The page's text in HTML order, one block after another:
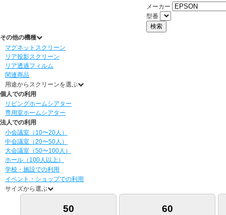
メーカー
型番
その他の機種
マグネットスクリーン
リア投影スクリーン
リア透過フィルム
関連商品
用途からスクリーンを選ぶ
個人での利用
リビングホームシアター
専用室ホームシアター
法人での利用
小会議室（10〜20人）
中会議室（20〜50人）
大会議室（50〜100人）
ホール（100人以上）
学校・施設での利用
イベント・ショップでの利用
サイズから選ぶ
50 60